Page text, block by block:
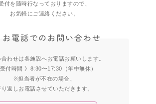
付を随時行なっておりますので、
お気軽にご連絡ください。
お電話でのお問い合わせ
合わせは各施設へお電話お願いします。
受付時間 》8:30〜17:30（年中無休）
※担当者が不在の場合、
り返しお電話させていただきます。